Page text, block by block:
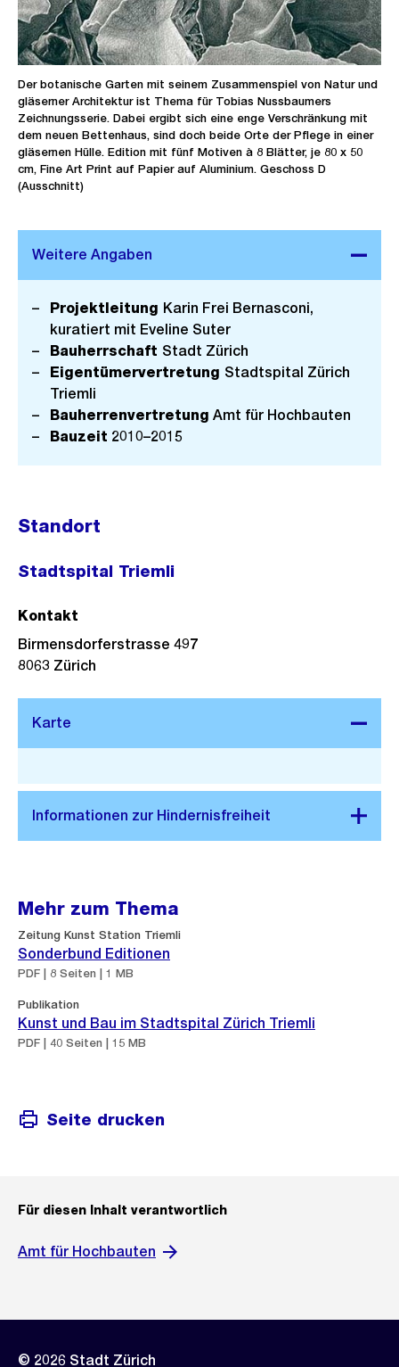
Der botanische Garten mit seinem Zusammenspiel von Natur und
gläserner Architektur ist Thema für Tobias Nussbaumers
Zeichnungsserie. Dabei ergibt sich eine enge Verschränkung mit
dem neuen Bettenhaus, sind doch beide Orte der Pflege in einer
gläsernen Hülle. Edition mit fünf Motiven à 8 Blätter, je 80 x 50
cm, Fine Art Print auf Papier auf Aluminium. Geschoss D
(Ausschnitt)
Projektleitung Karin Frei Bernasconi,
kuratiert mit Eveline Suter
Bauherrschaft Stadt Zürich
Eigentümervertretung Stadtspital Zürich
Triemli
Bauherrenvertretung Amt für Hochbauten
Bauzeit 2010–2015
Standort
Stadtspital Triemli
Stadtplan 3D
Kontakt
Birmensdorferstrasse 497
8063 Zürich
Mehr zum Thema
Zeitung Kunst Station Triemli
Sonderbund Editionen
PDF | 8 Seiten | 1 MB
Publikation
Kunst und Bau im Stadtspital Zürich Triemli
PDF | 40 Seiten | 15 MB
Seite drucken
Für diesen Inhalt verantwortlich
Amt für Hochbauten
© 2026 Stadt Zürich